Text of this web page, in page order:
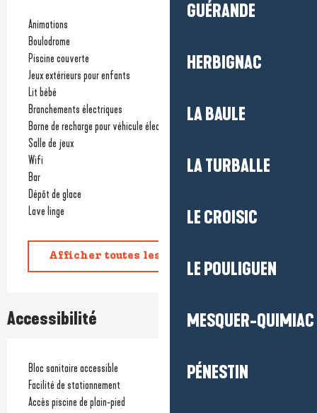
GUÉRANDE
HERBIGNAC
LA BAULE
LA TURBALLE
LE CROISIC
LE POULIGUEN
MESQUER-QUIMIAC
PÉNESTIN
Animations
Boulodrome
Piscine couverte
Jeux extérieurs pour enfants
Lit bébé
Branchements électriques
Borne de recharge pour véhicule électrique
Salle de jeux
Wifi
Bar
Dépôt de glace
Lave linge
Afficher toutes les prestations
Accessibilité
Bloc sanitaire accessible
Facilité de stationnement
Accès piscine de plain-pied